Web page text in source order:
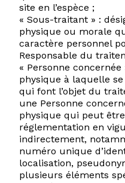
site en l’espèce ;
« Sous-traitant » :
physique ou morale
caractère personnel
Responsable du
« Personne
physique à laquelle
qui font l’objet du
une Personne
physique qui peut
réglementation en
indirectement,
numéro unique
localisation,
plusieurs éléments